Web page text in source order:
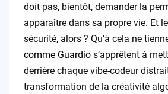
doit pas, bientôt, demander la
apparaître dans sa propre vie. Et
sécurité, alors ? Qu’à cela ne
comme Guardios’apprêtent à
derrière chaque vibe-codeur
transformation de la créativité